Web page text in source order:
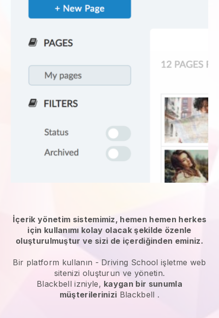
İçerik yönetim sistemimiz, hemen hemen herkes
için kullanımı kolay olacak şekilde özenle
oluşturulmuştur ve sizi de içerdiğinden eminiz.
Bir platform kullanın - Driving School işletme web
sitenizi oluşturun ve yönetin.
Blackbellizniyle, kaygan bir sunumla
müşterilerinizi Blackbell .